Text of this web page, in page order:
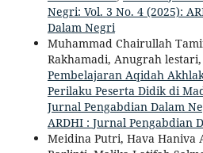
Negri: Vol. 3 No. 4 (2025):
Dalam Negri
Muhammad Chairullah
Rakhamadi, Anugrah lestari,
Pembelajaran Aqidah
Perilaku Peserta Didik di
Jurnal Pengabdian Dalam
ARDHI : Jurnal Pengabdian
Meidina Putri, Hava Haniva